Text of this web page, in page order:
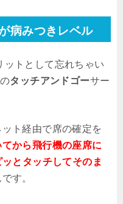
病みつきレベル
トとして忘れちゃい
タッチアンドゴーサー
ト経由で席の確定を
から飛行機の座席に
とタッチしてそのま
です。